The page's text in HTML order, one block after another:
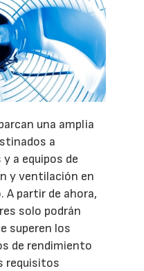
una amplia
a
a equipos de
y ventilación en
A partir de ahora,
solo podrán
superen los
de rendimiento
requisitos